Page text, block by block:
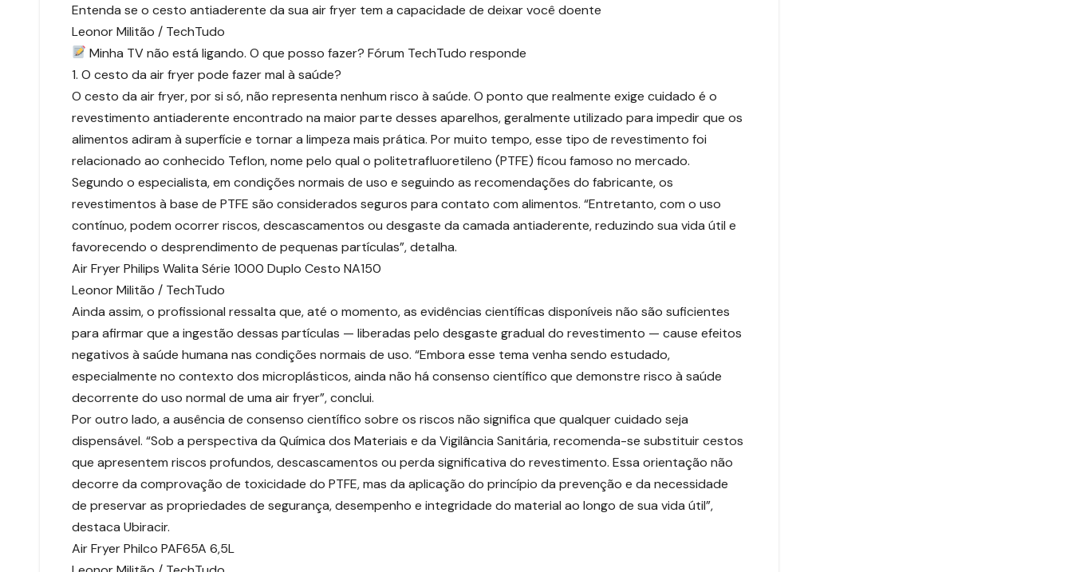
Entenda se o cesto antiaderente da sua air fryer tem a capacidade de deixar você doente
Leonor Militão / TechTudo
Minha TV não está ligando. O que posso fazer? Fórum TechTudo responde
1. O cesto da air fryer pode fazer mal à saúde?
O cesto da air fryer, por si só, não representa nenhum risco à saúde. O ponto que realmente exige cuidado é o
revestimento antiaderente encontrado na maior parte desses aparelhos, geralmente utilizado para impedir que os
alimentos adiram à superfície e tornar a limpeza mais prática. Por muito tempo, esse tipo de revestimento foi
relacionado ao conhecido Teflon, nome pelo qual o politetrafluoretileno (PTFE) ficou famoso no mercado.
Segundo o especialista, em condições normais de uso e seguindo as recomendações do fabricante, os
revestimentos à base de PTFE são considerados seguros para contato com alimentos. “Entretanto, com o uso
contínuo, podem ocorrer riscos, descascamentos ou desgaste da camada antiaderente, reduzindo sua vida útil e
favorecendo o desprendimento de pequenas partículas”, detalha.
Air Fryer Philips Walita Série 1000 Duplo Cesto NA150
Leonor Militão / TechTudo
Ainda assim, o profissional ressalta que, até o momento, as evidências científicas disponíveis não são suficientes
para afirmar que a ingestão dessas partículas — liberadas pelo desgaste gradual do revestimento — cause efeitos
negativos à saúde humana nas condições normais de uso. “Embora esse tema venha sendo estudado,
especialmente no contexto dos microplásticos, ainda não há consenso científico que demonstre risco à saúde
decorrente do uso normal de uma air fryer”, conclui.
Por outro lado, a ausência de consenso científico sobre os riscos não significa que qualquer cuidado seja
dispensável. “Sob a perspectiva da Química dos Materiais e da Vigilância Sanitária, recomenda-se substituir cestos
que apresentem riscos profundos, descascamentos ou perda significativa do revestimento. Essa orientação não
decorre da comprovação de toxicidade do PTFE, mas da aplicação do princípio da prevenção e da necessidade
de preservar as propriedades de segurança, desempenho e integridade do material ao longo de sua vida útil”,
destaca Ubiracir.
Air Fryer Philco PAF65A 6,5L